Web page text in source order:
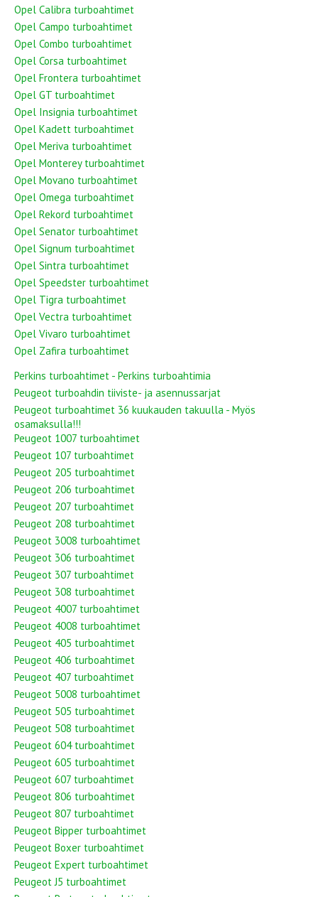
Opel Calibra turboahtimet
Opel Campo turboahtimet
Opel Combo turboahtimet
Opel Corsa turboahtimet
Opel Frontera turboahtimet
Opel GT turboahtimet
Opel Insignia turboahtimet
Opel Kadett turboahtimet
Opel Meriva turboahtimet
Opel Monterey turboahtimet
Opel Movano turboahtimet
Opel Omega turboahtimet
Opel Rekord turboahtimet
Opel Senator turboahtimet
Opel Signum turboahtimet
Opel Sintra turboahtimet
Opel Speedster turboahtimet
Opel Tigra turboahtimet
Opel Vectra turboahtimet
Opel Vivaro turboahtimet
Opel Zafira turboahtimet
Perkins turboahtimet - Perkins turboahtimia
Peugeot turboahdin tiiviste- ja asennussarjat
Peugeot turboahtimet 36 kuukauden takuulla - Myös
osamaksulla!!!
Peugeot 1007 turboahtimet
Peugeot 107 turboahtimet
Peugeot 205 turboahtimet
Peugeot 206 turboahtimet
Peugeot 207 turboahtimet
Peugeot 208 turboahtimet
Peugeot 3008 turboahtimet
Peugeot 306 turboahtimet
Peugeot 307 turboahtimet
Peugeot 308 turboahtimet
Peugeot 4007 turboahtimet
Peugeot 4008 turboahtimet
Peugeot 405 turboahtimet
Peugeot 406 turboahtimet
Peugeot 407 turboahtimet
Peugeot 5008 turboahtimet
Peugeot 505 turboahtimet
Peugeot 508 turboahtimet
Peugeot 604 turboahtimet
Peugeot 605 turboahtimet
Peugeot 607 turboahtimet
Peugeot 806 turboahtimet
Peugeot 807 turboahtimet
Peugeot Bipper turboahtimet
Peugeot Boxer turboahtimet
Peugeot Expert turboahtimet
Peugeot J5 turboahtimet